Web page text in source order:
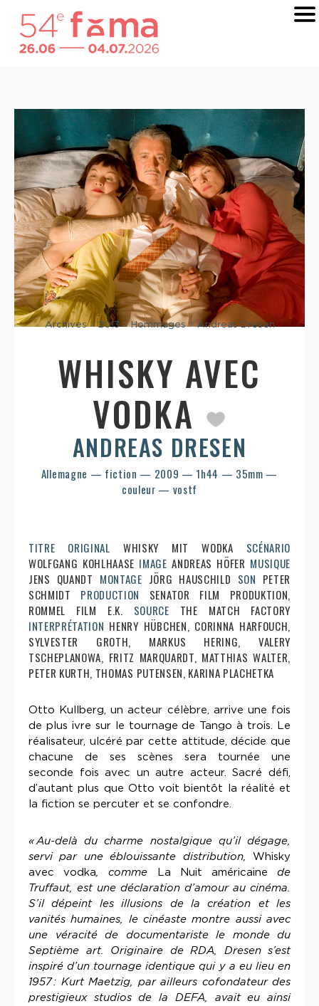
Archives>2013>Hommages>Andreas Dresen
WHISKY AVEC
VODKA
ANDREAS DRESEN
Allemagne — fiction — 2009 — 1h44 — 35mm —
couleur — vostf
TITRE ORIGINAL WHISKY MIT WODKA SCÉNARIO
WOLFGANG KOHLHAASE IMAGE ANDREAS HÖFER MUSIQUE
JENS QUANDT MONTAGE JÖRG HAUSCHILD SON PETER
SCHMIDT PRODUCTION SENATOR FILM PRODUKTION,
ROMMEL FILM E.K. SOURCE THE MATCH FACTORY
INTERPRÉTATION HENRY HÜBCHEN, CORINNA HARFOUCH,
SYLVESTER GROTH, MARKUS HERING, VALERY
TSCHEPLANOWA, FRITZ MARQUARDT, MATTHIAS WALTER,
PETER KURTH, THOMAS PUTENSEN, KARINA PLACHETKA
Otto Kullberg, un acteur célèbre, arrive une fois
de plus ivre sur le tournage de Tango à trois. Le
réalisateur, ulcéré par cette attitude, décide que
chacune de ses scènes sera tournée une
seconde fois avec un autre acteur. Sacré défi,
d’autant plus que Otto voit bientôt la réalité et
la fiction se percuter et se confondre.
« Au-delà du charme nostalgique qu’il dégage,
servi par une éblouissante distribution, Whisky
avec vodka, comme La Nuit américaine de
Truffaut, est une déclaration d’amour au cinéma.
S’il dépeint les illusions de la création et les
vanités humaines, le cinéaste montre aussi avec
une véracité de documentariste le monde du
Septième art. Originaire de RDA, Dresen s’est
inspiré d’un tournage identique qui y a eu lieu en
1957 : Kurt Maetzig, par ailleurs cofondateur des
prestigieux studios de la DEFA, avait eu ainsi